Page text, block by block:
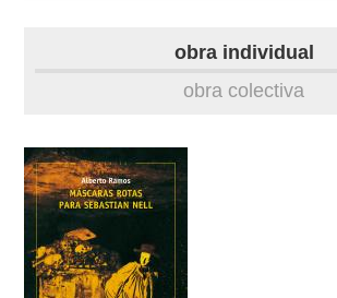
videoteca
outros docs
obra individual
obra colectiva